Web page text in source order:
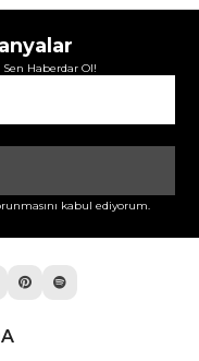
Sen Haberdar Ol!
kabul ediyorum.